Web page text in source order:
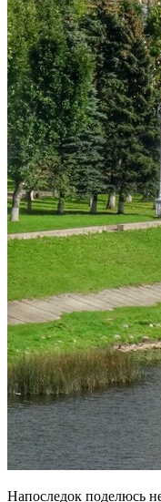
Напоследок поделюсь